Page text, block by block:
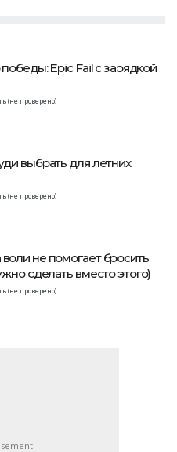
Epic Fail с зарядкой
(не проверено)
выбрать для летних
(не проверено)
не помогает бросить
сделать вместо этого)
(не проверено)